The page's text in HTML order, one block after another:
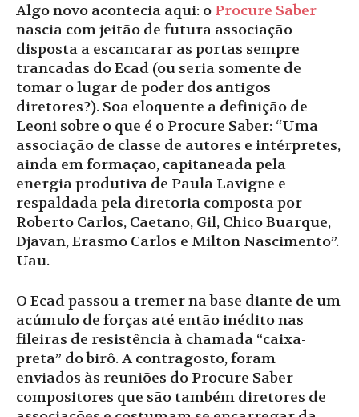
Algo novo acontecia aqui: o Procure Saber
nascia com jeitão de futura associação
disposta a escancarar as portas sempre
trancadas do Ecad (ou seria somente de
tomar o lugar de poder dos antigos
diretores?). Soa eloquente a definição de
Leoni sobre o que é o Procure Saber: “Uma
associação de classe de autores e intérpretes,
ainda em formação, capitaneada pela
energia produtiva de Paula Lavigne e
respaldada pela diretoria composta por
Roberto Carlos, Caetano, Gil, Chico Buarque,
Djavan, Erasmo Carlos e Milton Nascimento”.
Uau.
O Ecad passou a tremer na base diante de um
acúmulo de forças até então inédito nas
fileiras de resistência à chamada “caixa-
preta” do birô. A contragosto, foram
enviados às reuniões do Procure Saber
compositores que são também diretores de